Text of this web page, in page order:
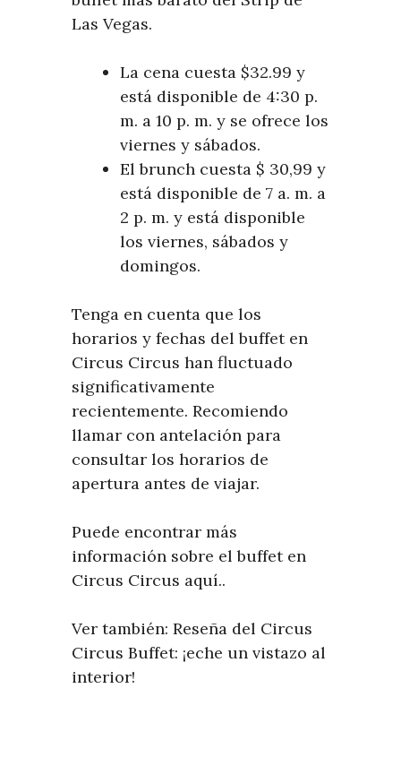
Las Vegas.
La cena cuesta $32.99 y
está disponible de 4:30 p.
m. a 10 p. m. y se ofrece los
viernes y sábados.
El brunch cuesta $ 30,99 y
está disponible de 7 a. m. a
2 p. m. y está disponible
los viernes, sábados y
domingos.
Tenga en cuenta que los
horarios y fechas del buffet en
Circus Circus han fluctuado
significativamente
recientemente. Recomiendo
llamar con antelación para
consultar los horarios de
apertura antes de viajar.
Puede encontrar más
información sobre el buffet en
Circus Circus aquí..
Ver también: Reseña del Circus
Circus Buffet: ¡eche un vistazo al
interior!